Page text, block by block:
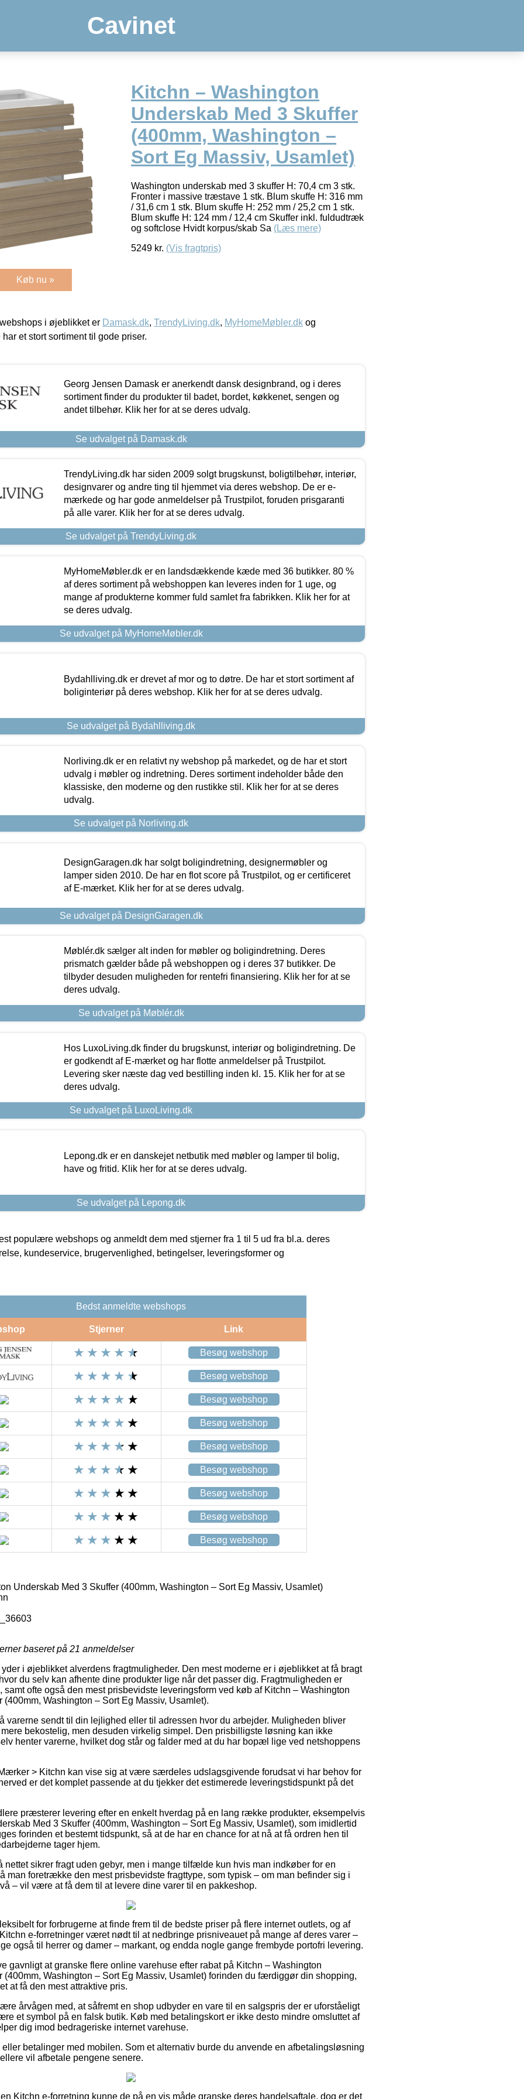
Cavinet
Kitchn – Washington
Underskab Med 3 Skuffer
(400mm, Washington –
Sort Eg Massiv, Usamlet)
Washington underskab med 3 skuffer H: 70,4 cm 3 stk.
Fronter i massive træstave 1 stk. Blum skuffe H: 316 mm
/ 31,6 cm 1 stk. Blum skuffe H: 252 mm / 25,2 cm 1 stk.
Blum skuffe H: 124 mm / 12,4 cm Skuffer inkl. fuldudtræk
og softclose Hvidt korpus/skab Sa (Læs mere)
5249 kr. (Vis fragtpris)
Køb nu »
i øjeblikket er Damask.dk, TrendyLiving.dk, MyHomeMøbler.dk og
har et stort sortiment til gode priser.
Georg Jensen Damask er anerkendt dansk designbrand, og i deres
sortiment finder du produkter til badet, bordet, køkkenet, sengen og
andet tilbehør. Klik her for at se deres udvalg.
Se udvalget på Damask.dk
TrendyLiving.dk har siden 2009 solgt brugskunst, boligtilbehør, interiør,
designvarer og andre ting til hjemmet via deres webshop. De er e-
mærkede og har gode anmeldelser på Trustpilot, foruden prisgaranti
på alle varer. Klik her for at se deres udvalg.
Se udvalget på TrendyLiving.dk
MyHomeMøbler.dk er en landsdækkende kæde med 36 butikker. 80 %
af deres sortiment på webshoppen kan leveres inden for 1 uge, og
mange af produkterne kommer fuld samlet fra fabrikken. Klik her for at
se deres udvalg.
Se udvalget på MyHomeMøbler.dk
Bydahlliving.dk er drevet af mor og to døtre. De har et stort sortiment af
boliginteriør på deres webshop. Klik her for at se deres udvalg.
Se udvalget på Bydahlliving.dk
Norliving.dk er en relativt ny webshop på markedet, og de har et stort
udvalg i møbler og indretning. Deres sortiment indeholder både den
klassiske, den moderne og den rustikke stil. Klik her for at se deres
udvalg.
Se udvalget på Norliving.dk
DesignGaragen.dk har solgt boligindretning, designermøbler og
lamper siden 2010. De har en flot score på Trustpilot, og er certificeret
af E-mærket. Klik her for at se deres udvalg.
Se udvalget på DesignGaragen.dk
Møblér.dk sælger alt inden for møbler og boligindretning. Deres
prismatch gælder både på webshoppen og i deres 37 butikker. De
tilbyder desuden muligheden for rentefri finansiering. Klik her for at se
deres udvalg.
Se udvalget på Møblér.dk
Hos LuxoLiving.dk finder du brugskunst, interiør og boligindretning. De
er godkendt af E-mærket og har flotte anmeldelser på Trustpilot.
Levering sker næste dag ved bestilling inden kl. 15. Klik her for at se
deres udvalg.
Se udvalget på LuxoLiving.dk
Lepong.dk er en danskejet netbutik med møbler og lamper til bolig,
have og fritid. Klik her for at se deres udvalg.
Se udvalget på Lepong.dk
populære webshops og anmeldt dem med stjerner fra 1 til 5 ud fra bl.a. deres
kundeservice, brugervenlighed, betingelser, leveringsformer og
Bedst anmeldte webshops
Stjerner Link
Besøg webshop
Besøg webshop
Besøg webshop
Besøg webshop
Besøg webshop
Besøg webshop
Besøg webshop
Besøg webshop
Besøg webshop
Underskab Med 3 Skuffer (400mm, Washington – Sort Eg Massiv, Usamlet)
baseret på 21 anmeldelser
i øjeblikket alverdens fragtmuligheder. Den mest moderne er i øjeblikket at få bragt
du selv kan afhente dine produkter lige når det passer dig. Fragtmuligheden er
samt ofte også den mest prisbevidste leveringsform ved køb af Kitchn – Washington
Washington – Sort Eg Massiv, Usamlet).
varerne sendt til din lejlighed eller til adressen hvor du arbejder. Muligheden bliver
bekostelig, men desuden virkelig simpel. Den prisbilligste løsning kan ikke
henter varerne, hvilket dog står og falder med at du har bopæl lige ved netshoppens
> Kitchn kan vise sig at være særdeles udslagsgivende forudsat vi har behov for
er det komplet passende at du tjekker det estimerede leveringstidspunkt på det
præsterer levering efter en enkelt hverdag på en lang række produkter, eksempelvis
Med 3 Skuffer (400mm, Washington – Sort Eg Massiv, Usamlet), som imidlertid
forinden et bestemt tidspunkt, så at de har en chance for at nå at få ordren hen til
tager hjem.
nettet sikrer fragt uden gebyr, men i mange tilfælde kun hvis man indkøber for en
man foretrække den mest prisbevidste fragttype, som typisk – om man befinder sig i
– vil være at få dem til at levere dine varer til en pakkeshop.
for forbrugerne at finde frem til de bedste priser på flere internet outlets, og af
e-forretninger været nødt til at nedbringe prisniveauet på mange af deres varer –
også til herrer og damer – markant, og endda nogle gange frembyde portofri levering.
gavnligt at granske flere online varehuse efter rabat på Kitchn – Washington
(400mm, Washington – Sort Eg Massiv, Usamlet) forinden du færdiggør din shopping,
at få den mest attraktive pris.
årvågen med, at såfremt en shop udbyder en vare til en salgspris der er uforståeligt
et symbol på en falsk butik. Køb med betalingskort er ikke desto mindre omsluttet af
dig imod bedrageriske internet varehuse.
betalinger med mobilen. Som et alternativ burde du anvende en afbetalingsløsning
vil afbetale pengene senere.
Kitchn e-forretning kunne de på en vis måde granske deres handelsaftale, dog er det